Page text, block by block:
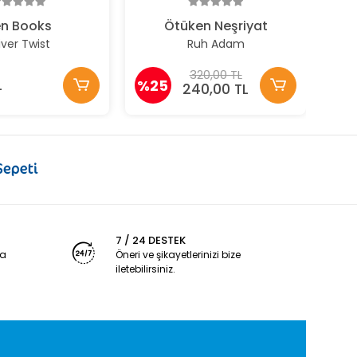
Books
Twist
Ötüken Neşriyat
Ruh Adam
%25
320,00 TL
240,00 TL
7 / 24 DESTEK
Öneri ve şikayetlerinizi bize
iletebilirsiniz.